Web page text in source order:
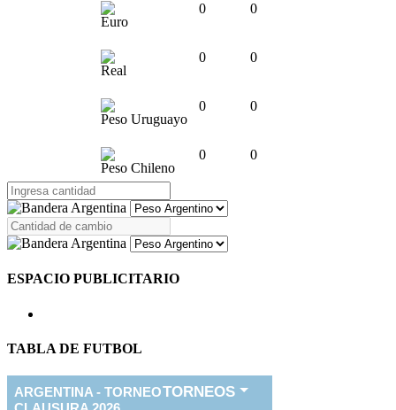
Euro
0 0
Real
0 0
Peso Uruguayo
0 0
Peso Chileno
0 0
ESPACIO PUBLICITARIO
TABLA DE FUTBOL